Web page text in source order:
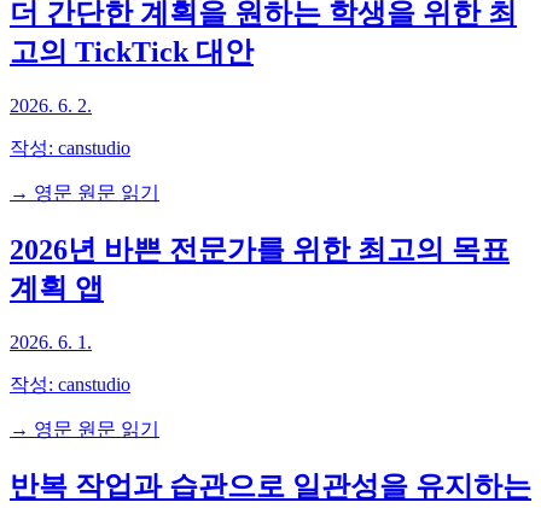
더 간단한 계획을 원하는 학생을 위한 최
고의 TickTick 대안
2026. 6. 2.
작성: canstudio
→ 영문 원문 읽기
2026년 바쁜 전문가를 위한 최고의 목표
계획 앱
2026. 6. 1.
작성: canstudio
→ 영문 원문 읽기
반복 작업과 습관으로 일관성을 유지하는